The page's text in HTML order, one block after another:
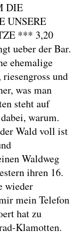
DIE
UNSERE
*** 3,20
ueber der Bar.
ehemalige
und
was man
steht auf
warum.
Wald voll ist
Waldweg
ihren 16.
wieder
mein Telefon
hat zu
Klamotten.